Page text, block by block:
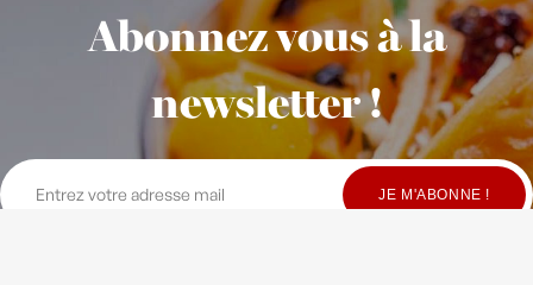
Abonnez vous à la
newsletter !